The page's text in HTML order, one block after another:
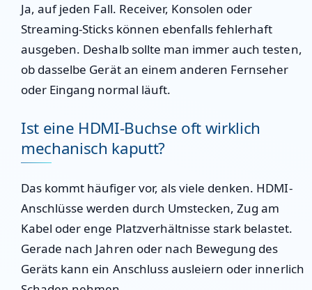
Ja, auf jeden Fall. Receiver, Konsolen oder
Streaming-Sticks können ebenfalls fehlerhaft
ausgeben. Deshalb sollte man immer auch testen,
ob dasselbe Gerät an einem anderen Fernseher
oder Eingang normal läuft.
Ist eine HDMI-Buchse oft wirklich
mechanisch kaputt?
Das kommt häufiger vor, als viele denken. HDMI-
Anschlüsse werden durch Umstecken, Zug am
Kabel oder enge Platzverhältnisse stark belastet.
Gerade nach Jahren oder nach Bewegung des
Geräts kann ein Anschluss ausleiern oder innerlich